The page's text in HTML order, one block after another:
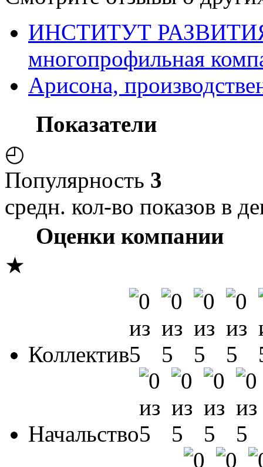
ИНСТИТУТ
многопрофильная
Арисона,
Показатели
◴
Популярность 3
средн. кол-во показов в
Оценки компании
★
Коллектив
Начальство